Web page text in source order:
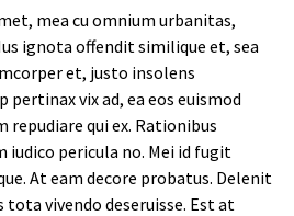
mea cu omnium urbanitas,
ignota offendit similique et, sea
et, justo insolens
vix ad, ea eos euismod
qui ex. Rationibus
iudico pericula no. Mei id fugit
At eam decore probatus. Delenit
vivendo deseruisse. Est at